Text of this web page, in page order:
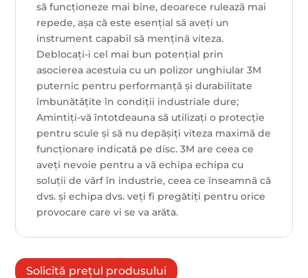
să funcționeze mai bine, deoarece rulează mai
repede, așa că este esențial să aveți un
instrument capabil să mențină viteza.
Deblocați-i cel mai bun potențial prin
asocierea acestuia cu un polizor unghiular 3M
puternic pentru performanță și durabilitate
îmbunătățite în condiții industriale dure;
Amintiți-vă întotdeauna să utilizați o protecție
pentru scule și să nu depășiți viteza maximă de
funcționare indicată pe disc. 3M are ceea ce
aveți nevoie pentru a vă echipa echipa cu
soluții de vârf în industrie, ceea ce înseamnă că
dvs. și echipa dvs. veți fi pregătiți pentru orice
provocare care vi se va arăta.
Solicită prețul produsului